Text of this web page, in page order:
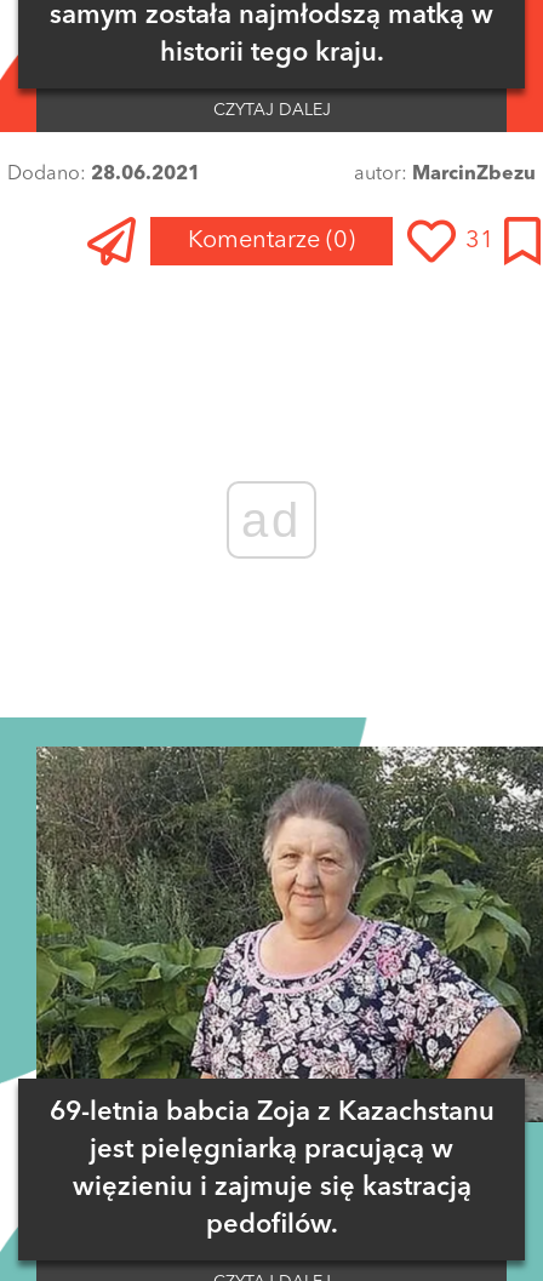
samym została najmłodszą matką w
historii tego kraju.
CZYTAJ DALEJ
Dodano: 28.06.2021 autor: MarcinZbezu
Komentarze (0) 31
ad
69-letnia babcia Zoja z Kazachstanu
jest pielęgniarką pracującą w
więzieniu i zajmuje się kastracją
pedofilów.